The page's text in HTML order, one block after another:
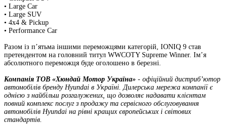
• Large Car
• Large SUV
• 4x4 & Pickup
• Performance Car
Разом із п’ятьма іншими переможцями категорій, IONIQ 9 став
претендентом на головний титул WWCOTY Supreme Winner. Ім’я
абсолютного переможця буде оголошено в березні.
Компанія ТOВ «Хюндай Мотор Україна» - офіційний дистриб’ютор
автомобілів бренду Hyundai в Україні. Дилерська мережа компанії є
однією з найбільш розгалужених, що дозволяє надавати клієнтам
повний комплекс послуг з продажу та сервісного обслуговування
автомобілів Hyundai на рівні кращих європейських і світових
стандартів.